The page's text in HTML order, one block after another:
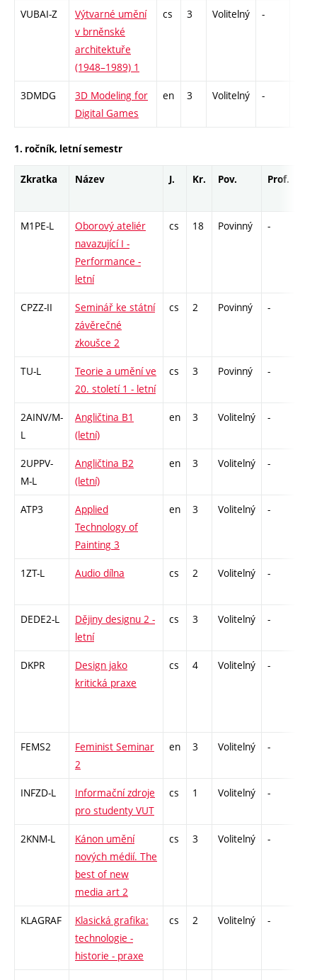
VUBAI-Z
Výtvarné umění
v brněnské
architektuře
(1948–1989) 1
cs 3 Volitelný -
3DMDG
3D Modeling for
Digital Games
en 3 Volitelný -
1. ročník, letní semestr
Zkratka Název J. Kr. Pov. Prof.
M1PE-L
Oborový ateliér
navazující I -
Performance -
letní
cs 18 Povinný -
CPZZ-II
Seminář ke státní
závěrečné
zkoušce 2
cs 2 Povinný -
TU-L
Teorie a umění ve
20. století 1 - letní
cs 3 Povinný -
2AINV/M-
L
Angličtina B1
(letní)
en 3 Volitelný -
2UPPV-
M-L
Angličtina B2
(letní)
en 3 Volitelný -
ATP3
Applied
Technology of
Painting 3
en 3 Volitelný -
1ZT-L Audio dílna cs 2 Volitelný -
DEDE2-L
Dějiny designu 2 -
letní
cs 3 Volitelný -
DKPR
Design jako
kritická praxe
cs 4 Volitelný -
FEMS2
Feminist Seminar
2
en 3 Volitelný -
INFZD-L
Informační zdroje
pro studenty VUT
cs 1 Volitelný -
2KNM-L
Kánon umění
nových médií. The
best of new
media art 2
cs 3 Volitelný -
KLAGRAF
Klasická grafika:
technologie -
historie - praxe
cs 2 Volitelný -